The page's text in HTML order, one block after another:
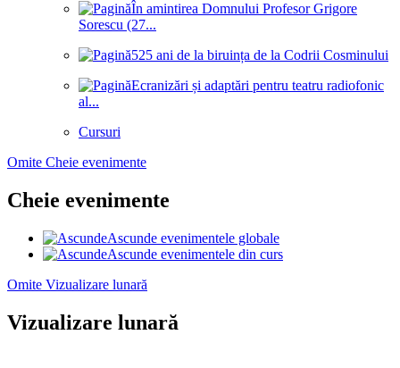
În amintirea Domnului Profesor Grigore
Sorescu (27...
525 ani de la biruința de la Codrii Cosminului
Ecranizări și adaptări pentru teatru radiofonic
al...
Cursuri
Omite Cheie evenimente
Cheie evenimente
Ascunde evenimentele globale
Ascunde evenimentele din curs
Omite Vizualizare lunară
Vizualizare lunară